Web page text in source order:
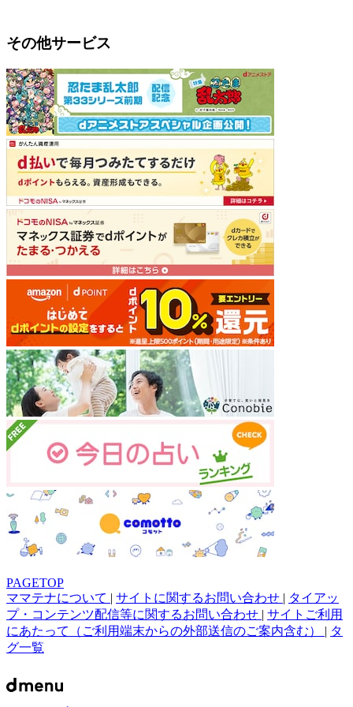
その他サービス
PAGETOP
ママテナについて | サイトに関するお問い合わせ | タイアッ
プ・コンテンツ配信等に関するお問い合わせ | サイトご利用
にあたって（ご利用端末からの外部送信のご案内含む） | タ
グ一覧